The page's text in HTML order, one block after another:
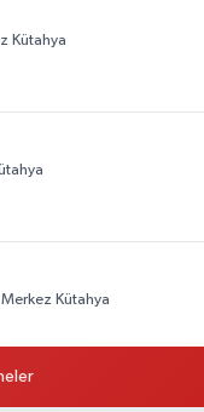
Kütahya
Kütahya